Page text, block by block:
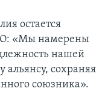
остается
«Мы намерены
нашей
альянсу, сохраняя
союзника».